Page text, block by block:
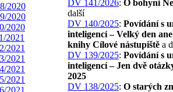
DV 141/2026: O bohyni
další
DV 140/2025: Povídání s
inteligencí – Velký den
knihy Cílové nástupiště a
DV 139/2025: Povídání s
inteligencí – Jen dvě
2025
DV 138/2025: O starých